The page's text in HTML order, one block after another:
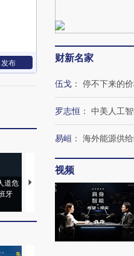
发布
道危
牙
视线｜被称为“蟑螂”的印
度Z世代 用街头抗争将教
育部长拱下台
湖
财新名家
伍戈 ： 停不下来的价
罗志恒 ： 中美人工
易峘 ： 海外能源供
视频